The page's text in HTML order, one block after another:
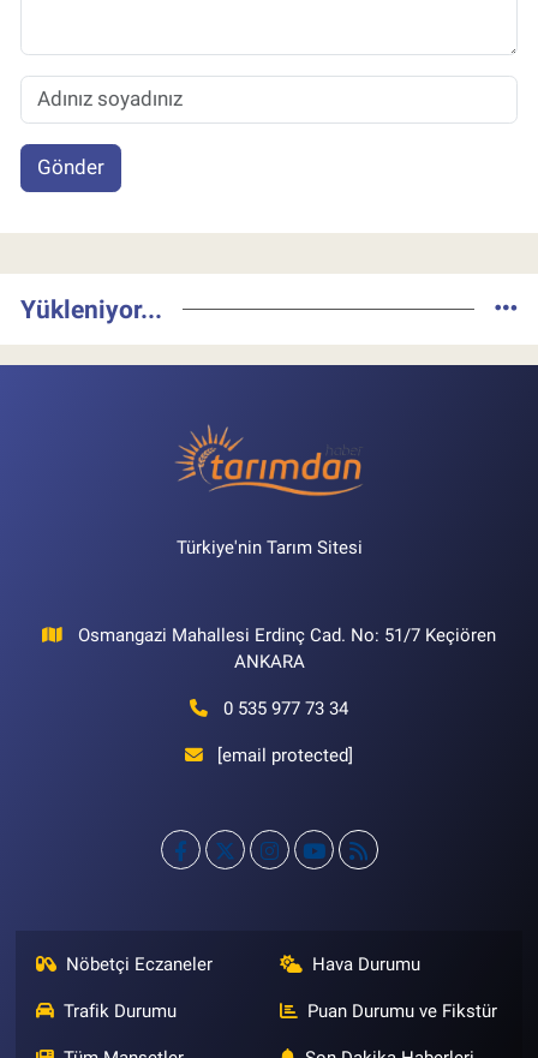
Gönder
Yükleniyor...
Türkiye'nin Tarım Sitesi
Osmangazi Mahallesi Erdinç Cad. No: 51/7 Keçiören
ANKARA
0 535 977 73 34
[email protected]
Nöbetçi Eczaneler Hava Durumu
Trafik Durumu Puan Durumu ve Fikstür